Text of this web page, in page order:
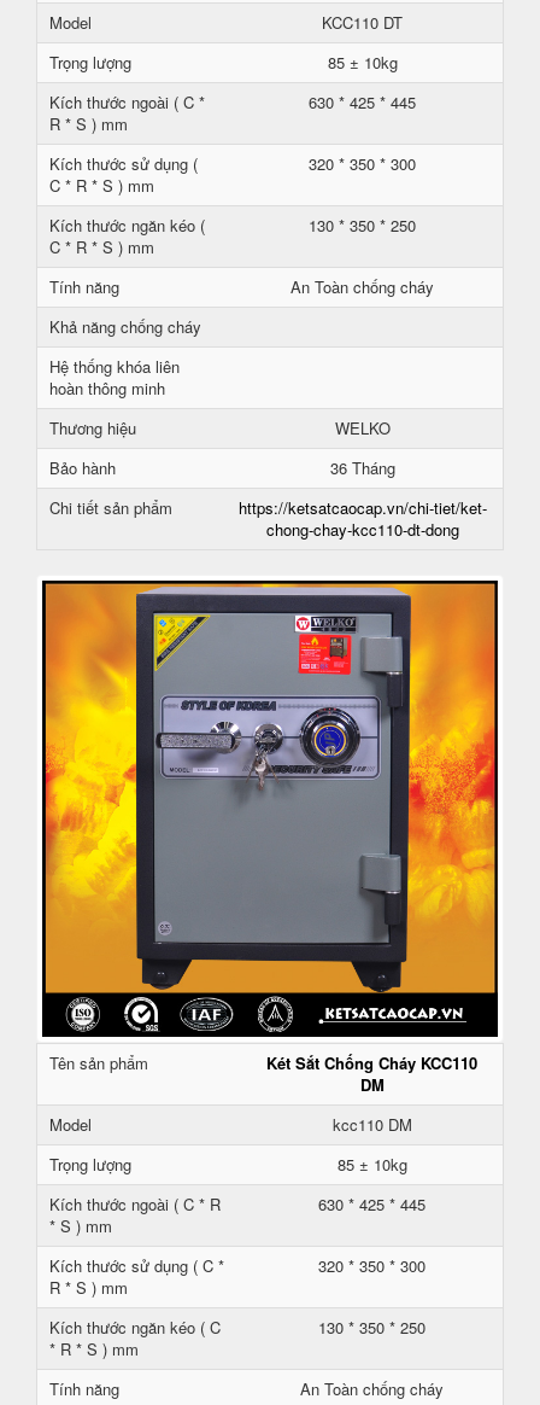
Model
KCC110 DT
Trọng lượng
85 ± 10kg
Kích thước ngoài ( C *
R * S ) mm
630 * 425 * 445
Kích thước sử dụng (
C * R * S ) mm
320 * 350 * 300
Kích thước ngăn kéo (
C * R * S ) mm
130 * 350 * 250
Tính năng
An Toàn chống cháy
Khả năng chống cháy
Hệ thống khóa liên
hoàn thông minh
Thương hiệu
WELKO
Bảo hành
36 Tháng
Chi tiết sản phẩm
https://ketsatcaocap.vn/chi-tiet/ket-
chong-chay-kcc110-dt-dong
Tên sản phẩm
Két Sắt Chống Cháy KCC110
DM
Model
kcc110 DM
Trọng lượng
85 ± 10kg
Kích thước ngoài ( C * R
* S ) mm
630 * 425 * 445
Kích thước sử dụng ( C *
R * S ) mm
320 * 350 * 300
Kích thước ngăn kéo ( C
* R * S ) mm
130 * 350 * 250
Tính năng
An Toàn chống cháy